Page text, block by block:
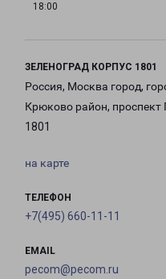
18:00
ЗЕЛЕНОГРАД КОРПУС 1801
Россия, Москва город,
Крюково район,
1801
на карте
ТЕЛЕФОН
+7(495) 660-11-11
EMAIL
pecom@pecom.ru